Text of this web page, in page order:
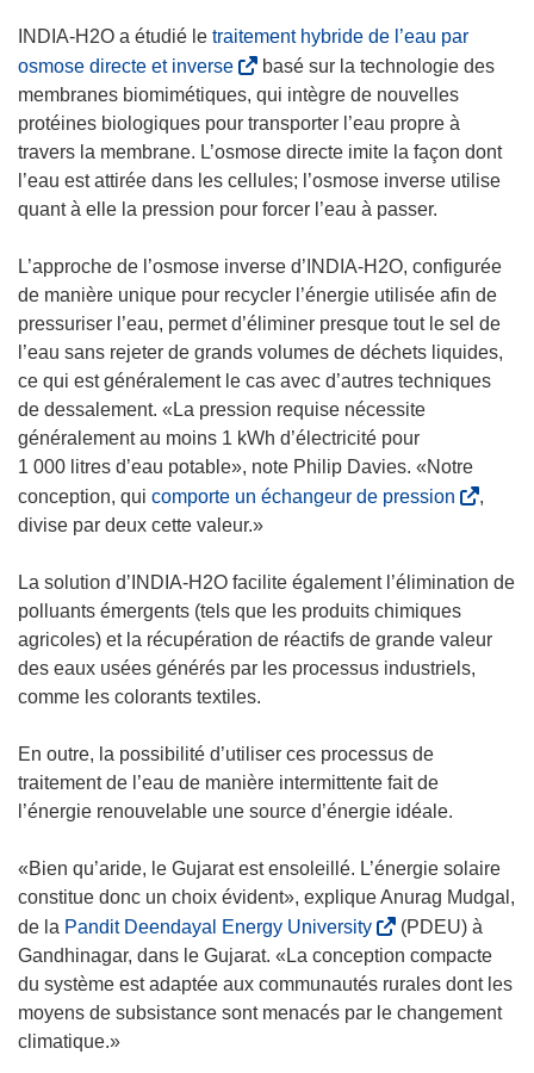
n
ê
t
r
e
)
l
e
f
e
n
ê
t
e
)
e
n
o
u
v
e
l
e
f
e
n
ê
t
r
e
)
INDIA-H2O a étudié le traitement hybride de l’eau par
osmose directe et inverse(
s
’
o
u
v
e
d
a
n
s
u
n
e
n
o
v
e
l
l
e
e
n
ê
r
e
)
basé sur la technologie des
membranes biomimétiques, qui intègre de nouvelles
protéines biologiques pour transporter l’eau propre à
travers la membrane. L’osmose directe imite la façon dont
l’eau est attirée dans les cellules; l’osmose inverse utilise
quant à elle la pression pour forcer l’eau à passer.
L’approche de l’osmose inverse d’INDIA-H2O, configurée
de manière unique pour recycler l’énergie utilisée afin de
pressuriser l’eau, permet d’éliminer presque tout le sel de
l’eau sans rejeter de grands volumes de déchets liquides,
ce qui est généralement le cas avec d’autres techniques
de dessalement. «La pression requise nécessite
généralement au moins 1 kWh d’électricité pour
1 000 litres d’eau potable», note Philip Davies. «Notre
conception, qui comporte un échangeur de pression
o
u
v
r
n
e
n
o
u
v
,
divise par deux cette valeur.»
La solution d’INDIA-H2O facilite également l’élimination de
polluants émergents (tels que les produits chimiques
agricoles) et la récupération de réactifs de grande valeur
des eaux usées générés par les processus industriels,
comme les colorants textiles.
En outre, la possibilité d’utiliser ces processus de
traitement de l’eau de manière intermittente fait de
l’énergie renouvelable une source d’énergie idéale.
«Bien qu’aride, le Gujarat est ensoleillé. L’énergie solaire
constitue donc un choix évident», explique Anurag Mudgal,
de la Pandit Deendayal Energy University(
s
’
o
(PDEU) à
Gandhinagar, dans le Gujarat. «La conception compacte
du système est adaptée aux communautés rurales dont les
moyens de subsistance sont menacés par le changement
climatique.»